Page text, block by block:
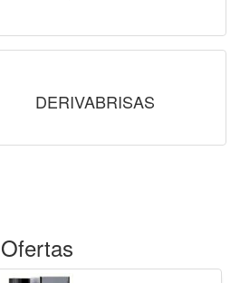
DERIVABRISAS
Ofertas